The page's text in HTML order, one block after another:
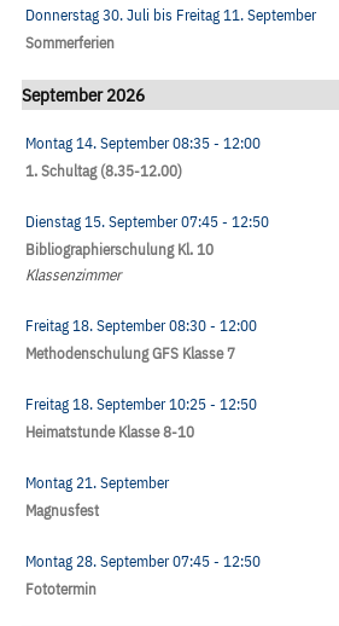
Donnerstag 30. Juli bis Freitag 11. September
Sommerferien
September 2026
Montag 14. September08:35- 12:00
1. Schultag (8.35-12.00)
Dienstag 15. September07:45- 12:50
Bibliographierschulung Kl. 10
Klassenzimmer
Freitag 18. September08:30- 12:00
Methodenschulung GFS Klasse 7
Freitag 18. September10:25- 12:50
Heimatstunde Klasse 8-10
Montag 21. September
Magnusfest
Montag 28. September07:45- 12:50
Fototermin